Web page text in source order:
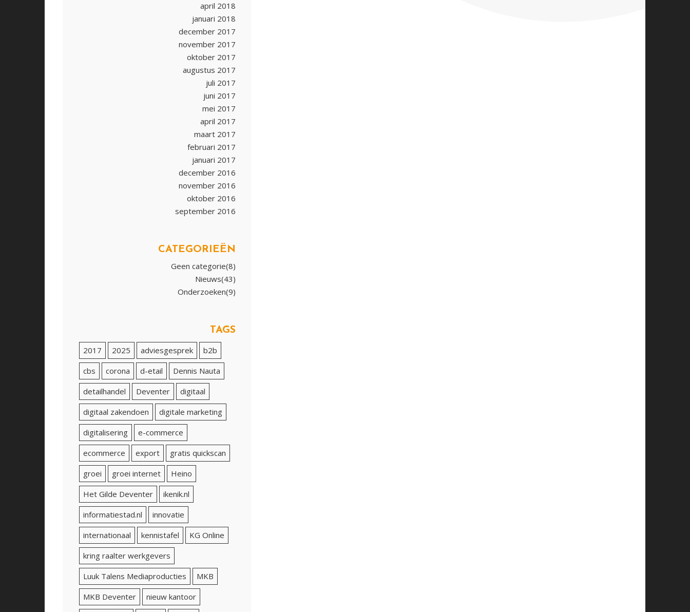
april 2018
januari 2018
december 2017
november 2017
oktober 2017
augustus 2017
juli 2017
juni 2017
mei 2017
april 2017
maart 2017
februari 2017
januari 2017
december 2016
november 2016
oktober 2016
september 2016
CATEGORIEËN
Geen categorie(8)
Nieuws(43)
Onderzoeken(9)
TAGS
2017
2025 adviesgesprek
b2b
cbs
corona d-etail
Dennis Nauta
detailhandel
Deventer
digitaal
digitaal zakendoen
digitale marketing
digitalisering
e-commerce
ecommerce
export
gratis quickscan
groei
groei internet
Heino
Het Gilde Deventer
ikenik.nl
informatiestad.nl
innovatie
internationaal
kennistafel
KG Online
kring raalter werkgevers
Luuk Talens Mediaproducties
MKB
MKB Deventer
nieuw kantoor